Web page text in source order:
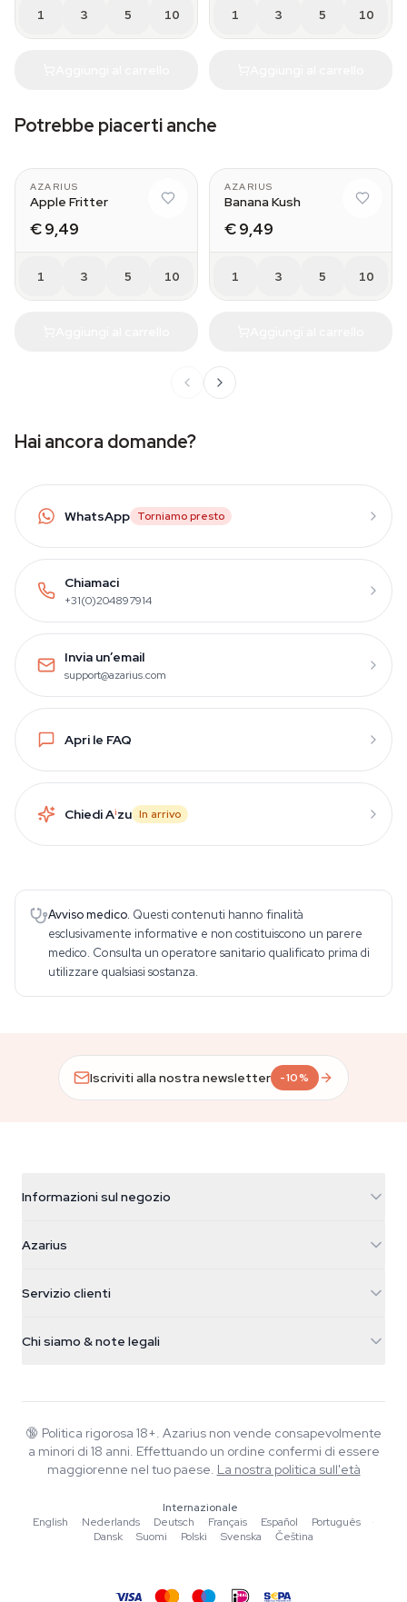
1 3 5 10 1 3 5 10
Potrebbe piacerti anche
AZARIUS
Apple Fritter
€ 9,49
1 3 5 10
AZARIUS
Banana Kush
€ 9,49
1 3 5 10
Hai ancora domande?
WhatsApp Torniamo presto
Chiamaci
+31(0)204897914
Invia un’email
support@azarius.com
Apri le FAQ
Chiedi Aizu In arrivo
Avviso medico. Questi contenuti hanno finalità
esclusivamente informative e non costituiscono un parere
medico. Consulta un operatore sanitario qualificato prima di
utilizzare qualsiasi sostanza.
Iscriviti alla nostra newsletter -10%
Informazioni sul negozio
Galvaniweg 11
Nederland
+31(0)204897914
Azarius
Smokeshop
Servizio clienti
FAQ
Informativa sulla privacy
Chi siamo & note legali
Wiki
Blog
Musica
Linee guida editoriali
Strumenti e Calcolatori
🔞 Politica rigorosa 18+. Azarius non vende consapevolmente
a minori di 18 anni. Effettuando un ordine confermi di essere
maggiorenne nel tuo paese. La nostra politica sull'età
Internazionale
English
·Nederlands ·Deutsch ·Français ·Español ·Português
·
Dansk
·Suomi ·Polski ·Svenska ·Čeština